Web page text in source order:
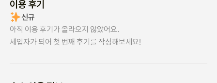
아직 이용 후기가 올라오지 않았어요.
세입자가 되어 첫 번째 후기를 작성해보세요!
숙소 이용 정보